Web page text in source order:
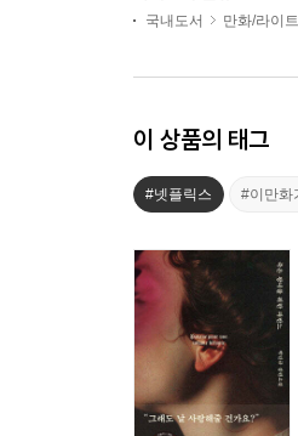
국내도서 만화/라이
이 상품의 태그
#넷플릭스 #이만화